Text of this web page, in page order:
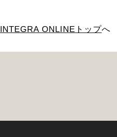
INTEGRA ONLINEトップへ